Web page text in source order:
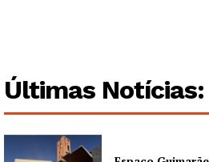
Últimas Notícias: